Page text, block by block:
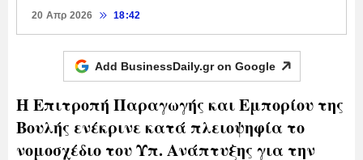
20 Απρ 2026 18:42
Add BusinessDaily.gr on Google
Η Επιτροπή Παραγωγής και Εμπορίου της
Βουλής ενέκρινε κατά πλειοψηφία το
νομοσχέδιο του Υπ. Ανάπτυξης για την